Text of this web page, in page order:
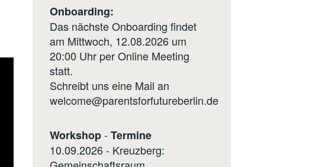
Onboarding:
Das nächste Onboarding findet
am Mittwoch, 12.08.2026 um
20:00 Uhr per Online Meeting
statt.
Schreibt uns eine Mail an
welcome@parentsforfutureberlin.de
Workshop-Termine
10.09.2026 - Kreuzberg: